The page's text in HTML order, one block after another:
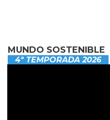
MUNDO SOSTENIBLE
4ª TEMPORADA 2026